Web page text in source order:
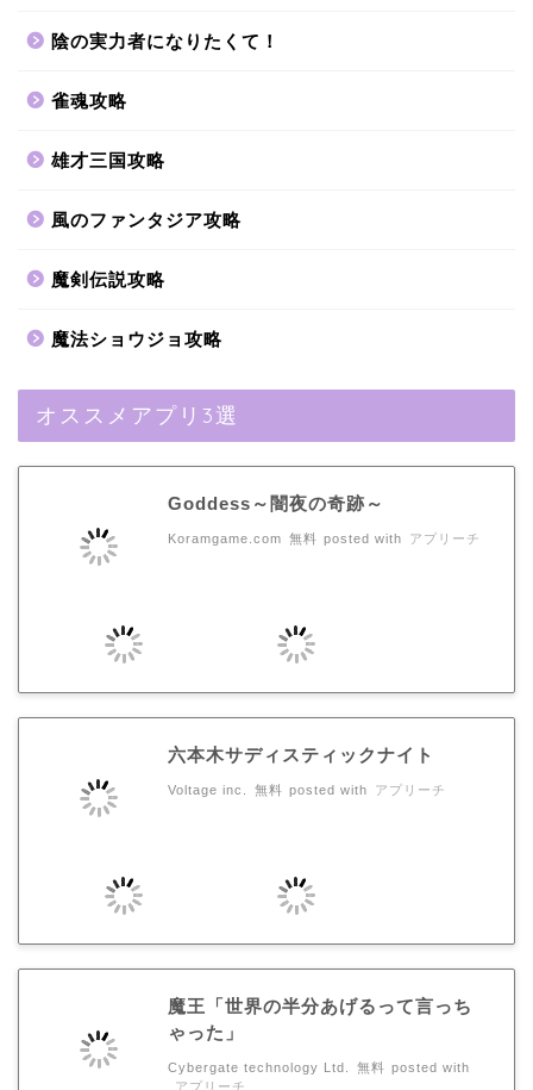
陰の実力者になりたくて！
雀魂攻略
雄才三国攻略
風のファンタジア攻略
魔剣伝説攻略
魔法ショウジョ攻略
オススメアプリ3選
Goddess～闇夜の奇跡～
Koramgame.com 無料 posted with アプリーチ
六本木サディスティックナイト
Voltage inc. 無料 posted with アプリーチ
魔王「世界の半分あげるって言っち
ゃった」
Cybergate technology Ltd. 無料 posted with
アプリーチ